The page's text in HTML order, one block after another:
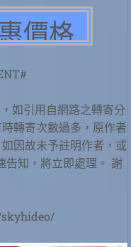
如引用自網路之轉寄分
轉寄次數過多，原作者
因故未予註明作者，或
告知，將立即處理。 謝